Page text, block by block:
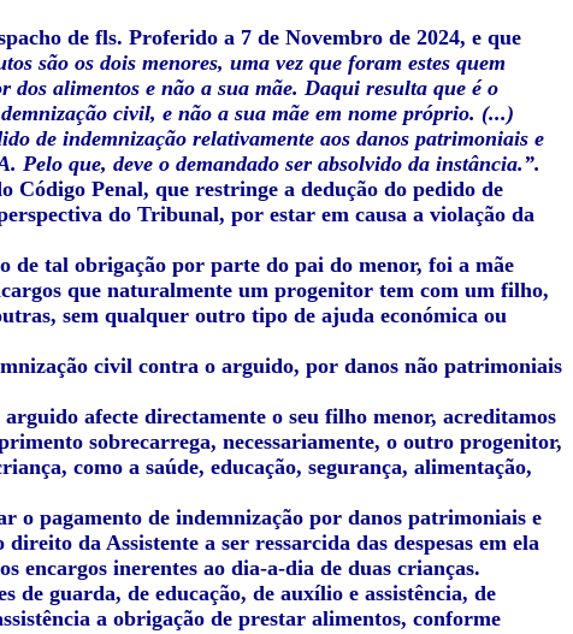
de fls. Proferido a 7 de Novembro de 2024, e que
são os dois menores, uma vez que foram estes quem
dos alimentos e não a sua mãe. Daqui resulta que é o
civil, e não a sua mãe em nome próprio. (...)
de indemnização relativamente aos danos patrimoniais e
que, deve o demandado ser absolvido da instância.”.
Penal, que restringe a dedução do pedido de
do Tribunal, por estar em causa a violação da
de tal obrigação por parte do pai do menor, foi a mãe
que naturalmente um progenitor tem com um filho,
sem qualquer outro tipo de ajuda económica ou
civil contra o arguido, por danos não patrimoniais
afecte directamente o seu filho menor, acreditamos
sobrecarrega, necessariamente, o outro progenitor,
como a saúde, educação, segurança, alimentação,
o pagamento de indemnização por danos patrimoniais e
da Assistente a ser ressarcida das despesas em ela
encargos inerentes ao dia-a-dia de duas crianças.
de guarda, de educação, de auxílio e assistência, de
a obrigação de prestar alimentos, conforme